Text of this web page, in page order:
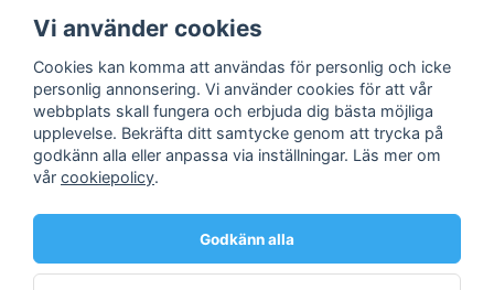
Kontakta oss
Öppettider Lager
Om Soliduct
Soliduct & Ventilation.se
Informationssidor
Returer
Villkor & Policy
Glömt lösenord?
Säkra betalningar
Vi använder cookies
Cookies kan komma att användas för personlig och icke
personlig annonsering. Vi använder cookies för att vår
webbplats skall fungera och erbjuda dig bästa möjliga
upplevelse. Bekräfta ditt samtycke genom att trycka på
godkänn alla eller anpassa via inställningar. Läs mer om
vår cookiepolicy.
Godkänn alla